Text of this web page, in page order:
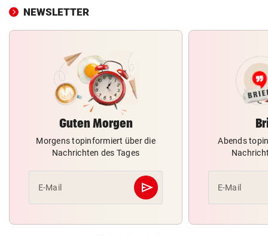
NEWSLETTER
Guten Morgen
Morgens topinformiert über die
Nachrichten des Tages
E-Mail send
Abschicken
Abends
E-Mail